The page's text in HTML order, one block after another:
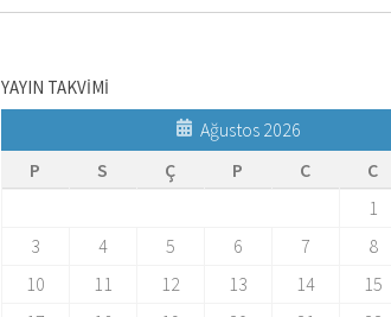
YAYIN TAKVİMİ
Ağustos 2026
P
S Ç P C C
1
3
4 5 6 7 8
10
11 12 13 14 15